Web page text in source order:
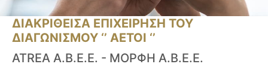
ΔΙΑΚΡΙΘΕΙΣΑ ΕΠΙΧΕΙΡΗΣΗ ΤΟΥ
ΔΙΑΓΩΝΙΣΜΟΥ ‘’ ΑΕΤΟΙ ‘’
ATREA Α.Β.Ε.Ε. - ΜΟΡΦΗ Α.Β.Ε.Ε.